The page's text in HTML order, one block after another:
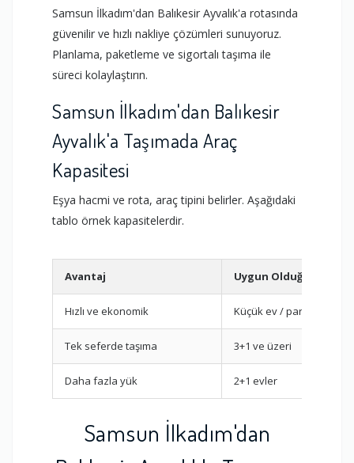
Samsun İlkadım'dan Balıkesir Ayvalık'a rotasında
güvenilir ve hızlı nakliye çözümleri sunuyoruz.
Planlama, paketleme ve sigortalı taşıma ile
süreci kolaylaştırın.
Samsun İlkadım'dan Balıkesir
Ayvalık'a Taşımada Araç
Kapasitesi
Eşya hacmi ve rota, araç tipini belirler. Aşağıdaki
tablo örnek kapasitelerdir.
Avantaj Uygun Olduğu Durum
Hızlı ve ekonomik Küçük ev / parça eşya
Tek seferde taşıma 3+1 ve üzeri
Daha fazla yük 2+1 evler
Samsun İlkadım'dan